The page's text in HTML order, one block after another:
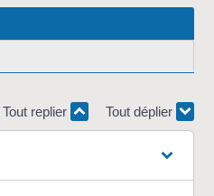
Tout replier Tout déplier